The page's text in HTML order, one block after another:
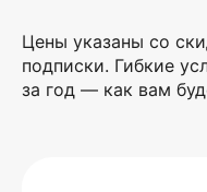
Цены указаны со
подписки. Гибкие
за год — как вам